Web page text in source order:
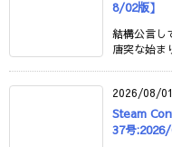
8/02版】
結構公言し
唐突な始ま
2026/08/01
Steam
37号:2026/